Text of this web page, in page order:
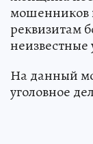
мошенников
реквизитам
неизвестные
На данный
уголовное